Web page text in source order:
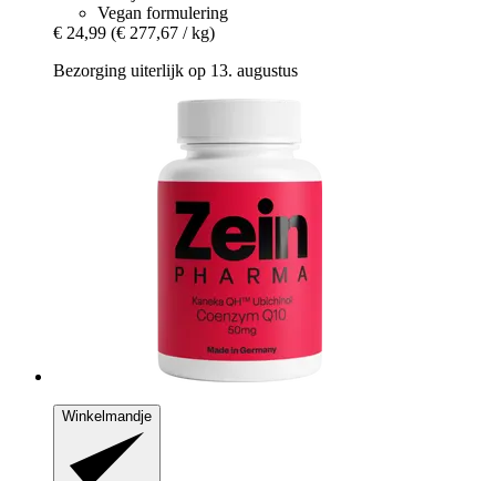
Vegan formulering
€ 24,99 (€ 277,67 / kg)
Bezorging uiterlijk op 13. augustus
Winkelmandje